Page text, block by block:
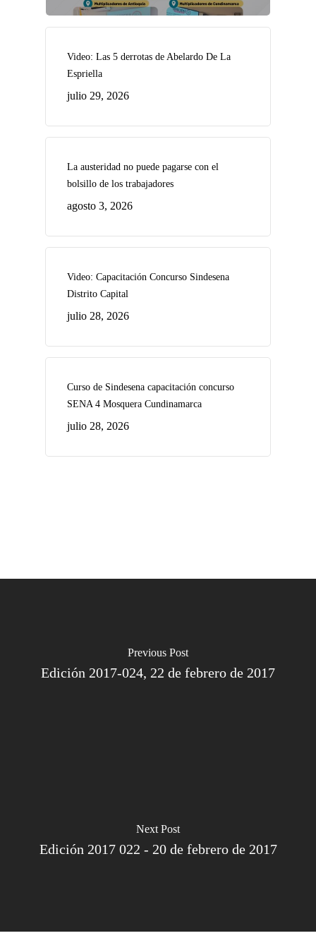
Video: Las 5 derrotas de Abelardo De La
Espriella
julio 29, 2026
La austeridad no puede pagarse con el
bolsillo de los trabajadores
agosto 3, 2026
Video: Capacitación Concurso Sindesena
Distrito Capital
julio 28, 2026
Curso de Sindesena capacitación concurso
SENA 4 Mosquera Cundinamarca
julio 28, 2026
Previous Post
Edición 2017-024, 22 de febrero de 2017
Next Post
Edición 2017 022 - 20 de febrero de 2017